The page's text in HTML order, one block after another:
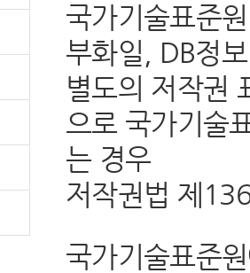
국가기술표준
부화일, DB정
별도의 저작권
으로 국가기술
는 경우
저작권법 제
국가기술표준